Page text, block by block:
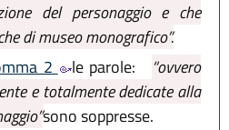
del personaggio e che
di museo monografico”.
2 le parole: “ovvero
e totalmente dedicate alla
sono soppresse.